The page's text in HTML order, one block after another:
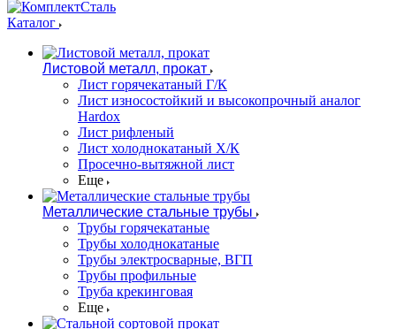
Каталог
Листовой металл, прокат
Лист горячекатаный Г/К
Лист износостойкий и высокопрочный аналог
Hardox
Лист рифленый
Лист холоднокатаный Х/К
Просечно-вытяжной лист
Еще
Металлические стальные трубы
Трубы горячекатаные
Трубы холоднокатаные
Трубы электросварные, ВГП
Трубы профильные
Труба крекинговая
Еще